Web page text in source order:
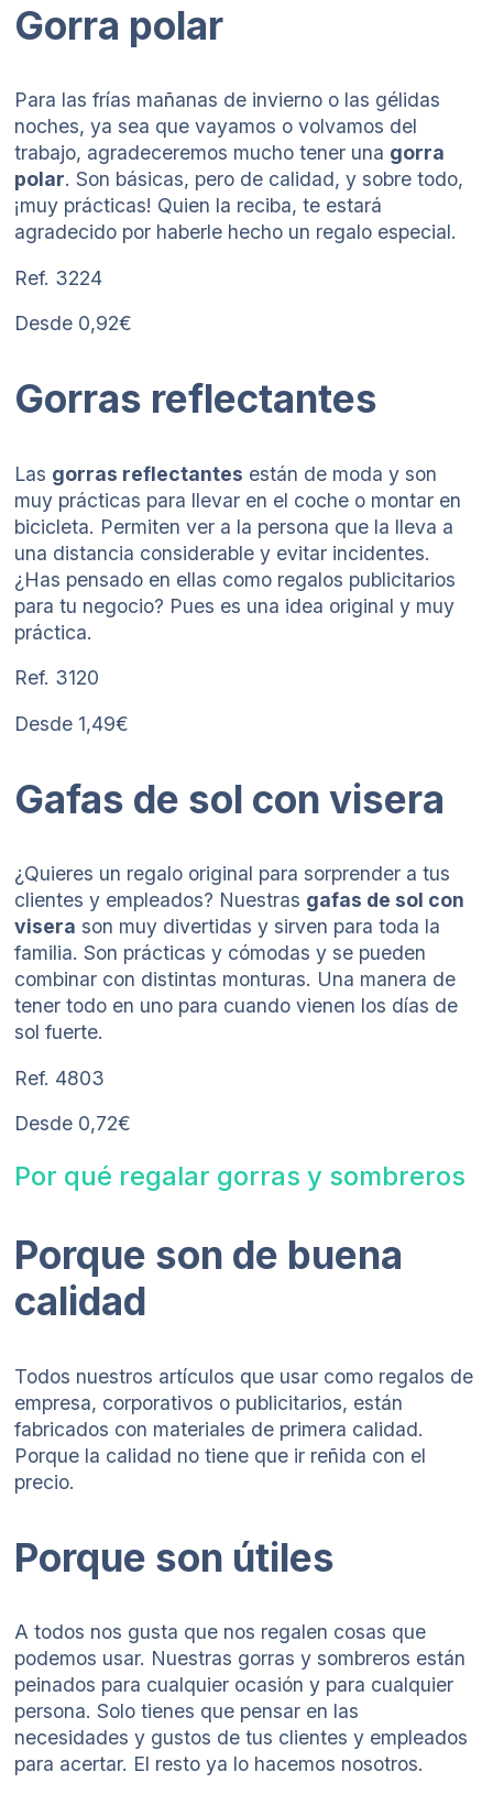
Gorra polar
Para las frías mañanas de invierno o las gélidas
noches, ya sea que vayamos o volvamos del
trabajo, agradeceremos mucho tener una gorra
polar. Son básicas, pero de calidad, y sobre todo,
¡muy prácticas! Quien la reciba, te estará
agradecido por haberle hecho un regalo especial.
Ref. 3224
Desde 0,92€
Gorras reflectantes
Las gorras reflectantes están de moda y son
muy prácticas para llevar en el coche o montar en
bicicleta. Permiten ver a la persona que la lleva a
una distancia considerable y evitar incidentes.
¿Has pensado en ellas como regalos publicitarios
para tu negocio? Pues es una idea original y muy
práctica.
Ref. 3120
Desde 1,49€
Gafas de sol con visera
¿Quieres un regalo original para sorprender a tus
clientes y empleados? Nuestras gafas de sol con
visera son muy divertidas y sirven para toda la
familia. Son prácticas y cómodas y se pueden
combinar con distintas monturas. Una manera de
tener todo en uno para cuando vienen los días de
sol fuerte.
Ref. 4803
Desde 0,72€
Por qué regalar gorras y sombreros
Porque son de buena
calidad
Todos nuestros artículos que usar como regalos de
empresa, corporativos o publicitarios, están
fabricados con materiales de primera calidad.
Porque la calidad no tiene que ir reñida con el
precio.
Porque son útiles
A todos nos gusta que nos regalen cosas que
podemos usar. Nuestras gorras y sombreros están
peinados para cualquier ocasión y para cualquier
persona. Solo tienes que pensar en las
necesidades y gustos de tus clientes y empleados
para acertar. El resto ya lo hacemos nosotros.